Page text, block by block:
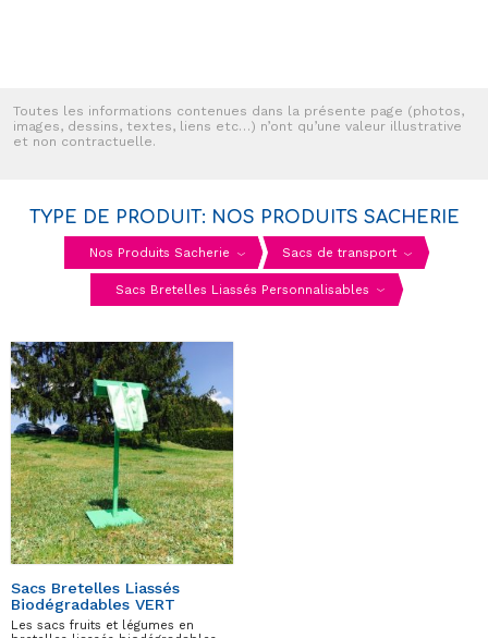
Toutes les informations contenues dans la présente page (photos,
images, dessins, textes, liens etc…) n’ont qu’une valeur illustrative
et non contractuelle.
TYPE DE PRODUIT: NOS PRODUITS SACHERIE
Nos Produits Sacherie Sacs de transport
Sacs Bretelles Liassés Personnalisables
Sacs Bretelles Liassés
Biodégradables VERT
Les sacs fruits et légumes en